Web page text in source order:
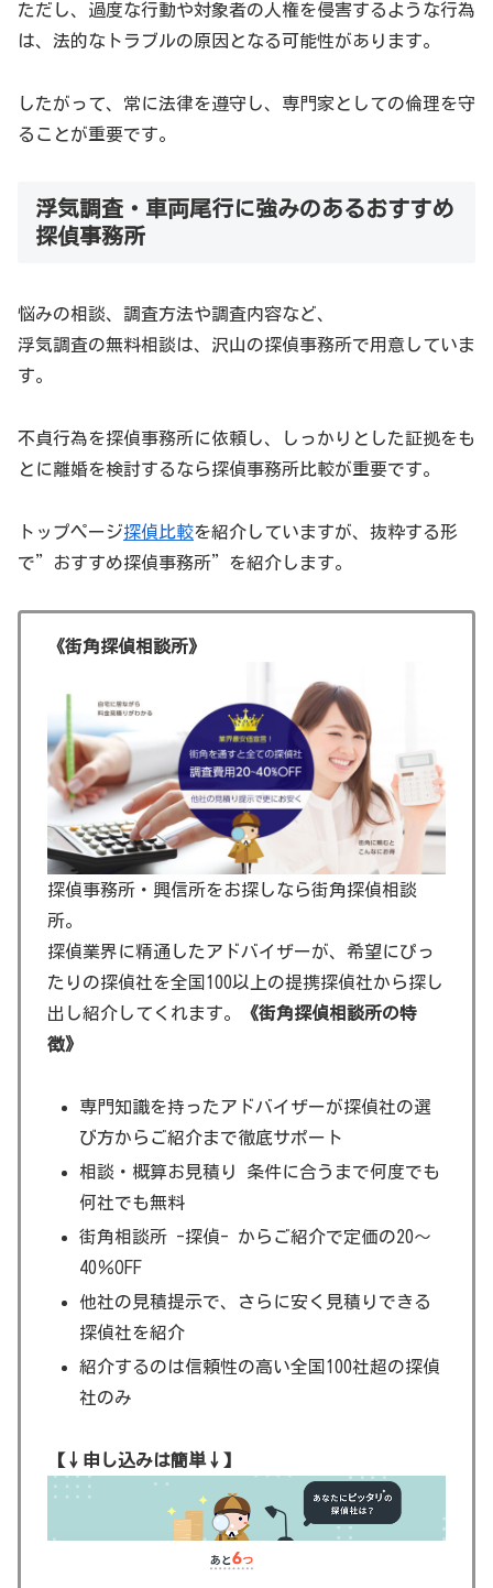
ただし、過度な行動や対象者の人権を侵害するような行為
は、法的なトラブルの原因となる可能性があります。
したがって、常に法律を遵守し、専門家としての倫理を守
ることが重要です。
浮気調査・車両尾行に強みのあるおすすめ
探偵事務所
悩みの相談、調査方法や調査内容など、
浮気調査の無料相談は、沢山の探偵事務所で用意していま
す。
不貞行為を探偵事務所に依頼し、しっかりとした証拠をも
とに離婚を検討するなら探偵事務所比較が重要です。
トップページ探偵比較を紹介していますが、抜粋する形
で”おすすめ探偵事務所”を紹介します。
《街角探偵相談所》
探偵事務所・興信所をお探しなら街角探偵相談
所。
探偵業界に精通したアドバイザーが、希望にぴっ
たりの探偵社を全国100以上の提携探偵社から探し
出し紹介してくれます。
《街角探偵相談所の特
徴》
専門知識を持ったアドバイザーが探偵社の選
び方からご紹介まで徹底サポート
相談・概算お見積り 条件に合うまで何度でも
何社でも無料
街角相談所 -探偵- からご紹介で定価の20～
40％OFF
他社の見積提示で、さらに安く見積りできる
探偵社を紹介
紹介するのは信頼性の高い全国100社超の探偵
社のみ
【↓申し込みは簡単↓】